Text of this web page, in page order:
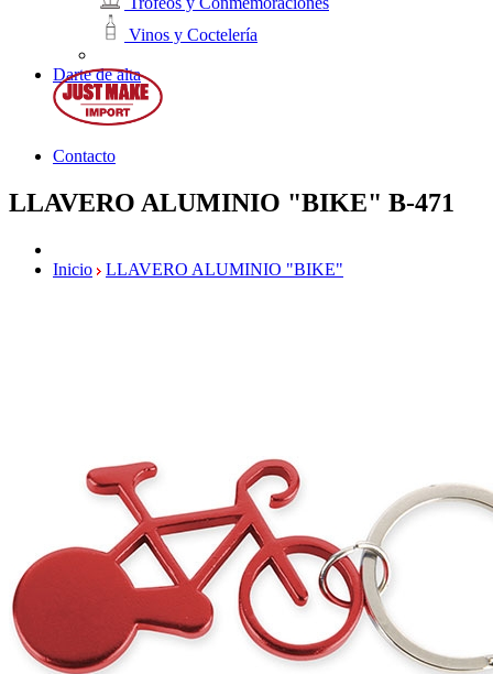
Vinos y Coctelería
Darte de alta
Contacto
LLAVERO ALUMINIO "BIKE" B-471
Inicio LLAVERO ALUMINIO "BIKE"